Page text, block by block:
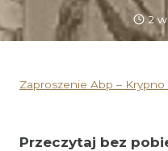
2
Zaproszenie Abp – Krypno
Przeczytaj bez